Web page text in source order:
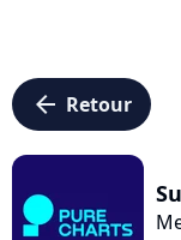
arrow_left Retour